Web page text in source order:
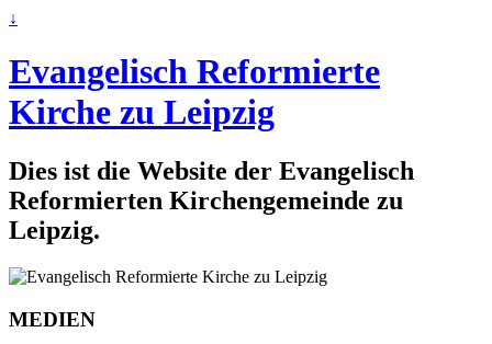
↓
Evangelisch Reformierte
Kirche zu Leipzig
Dies ist die Website der Evangelisch
Reformierten Kirchengemeinde zu
Leipzig.
MEDIEN